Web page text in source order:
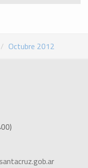
Octubre 2012